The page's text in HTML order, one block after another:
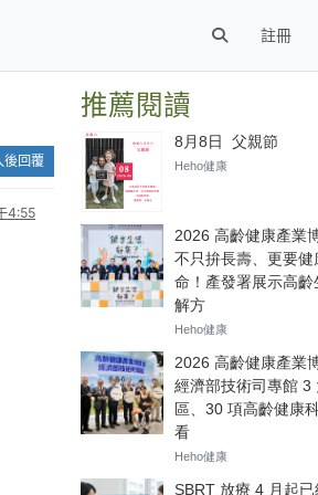
註冊
後回覆
4:55
推薦閱讀